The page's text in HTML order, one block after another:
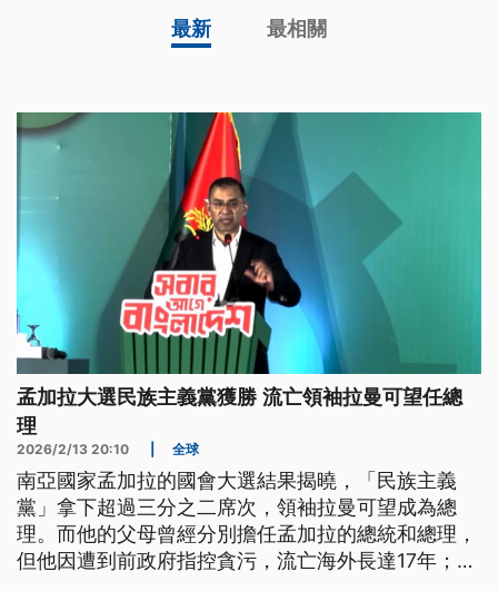
最新 最相關
孟加拉大選民族主義黨獲勝 流亡領袖拉曼可望任總
理
2026/2/13 20:10 全球
南亞國家孟加拉的國會大選結果揭曉，「民族主義
黨」拿下超過三分之二席次，領袖拉曼可望成為總
理。而他的父母曾經分別擔任孟加拉的總統和總理，
但他因遭到前政府指控貪污，流亡海外長達17年；一